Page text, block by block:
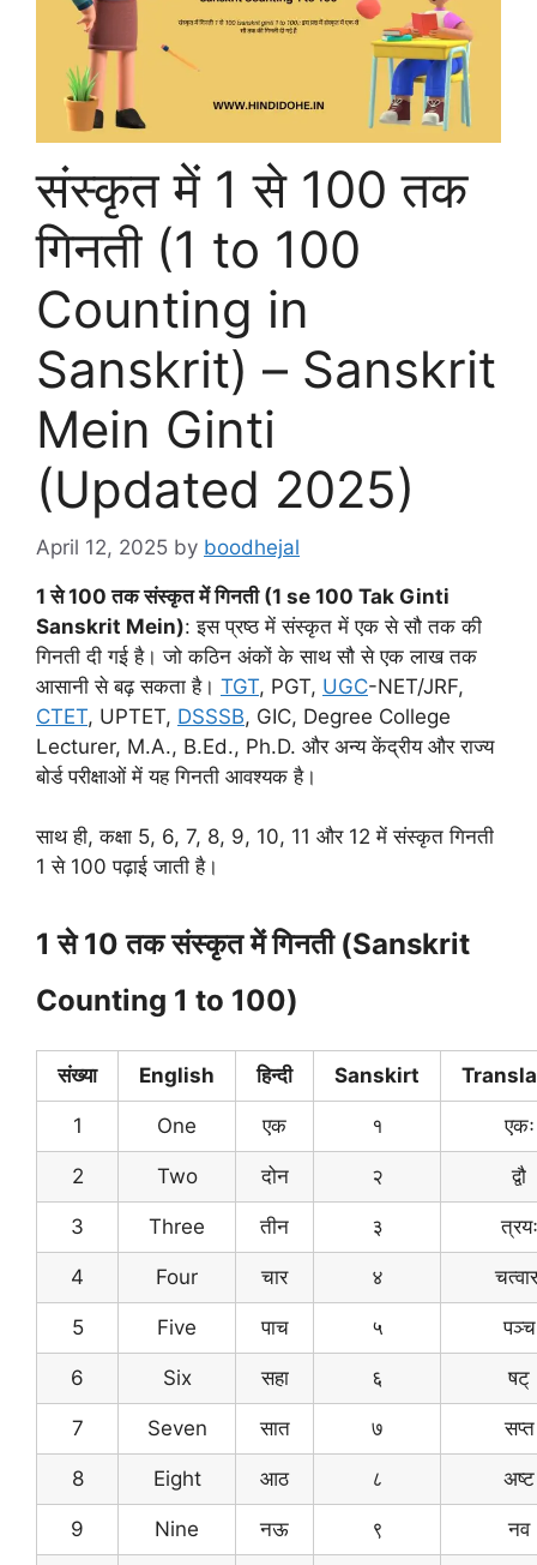
संस्कृत में 1 से 100 तक
गिनती (1 to 100
Counting in
Sanskrit) – Sanskrit
Mein Ginti
(Updated 2025)
April 12, 2025 by boodhejal
1 से 100 तक संस्कृत में गिनती (1 se 100 Tak Ginti
Sanskrit Mein): इस प्रष्ठ में संस्कृत में एक से सौ तक की
गिनती दी गई है। जो कठिन अंकों के साथ सौ से एक लाख तक
आसानी से बढ़ सकता है। TGT, PGT, UGC-NET/JRF,
CTET, UPTET, DSSSB, GIC, Degree College
Lecturer, M.A., B.Ed., Ph.D. और अन्य केंद्रीय और राज्य
बोर्ड परीक्षाओं में यह गिनती आवश्यक है।
साथ ही, कक्षा 5, 6, 7, 8, 9, 10, 11 और 12 में संस्कृत गिनती
1 से 100 पढ़ाई जाती है।
1 से 10 तक संस्कृत में गिनती (Sanskrit
Counting 1 to 100)
संख्या English हिन्दी Sanskirt
1 One एक १ एकः
2 Two दोन २ द्वौ
3 Three तीन ३ त्रयः
4 Four चार ४
5 Five पाच ५ पञ्च
6 Six सहा ६ षट्
7 Seven सात ७ सप्त
8 Eight आठ ८ अष्ट
9 Nine नऊ ९ नव